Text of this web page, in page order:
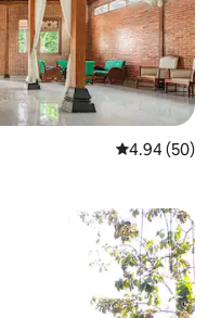
평점 4.94점(5
4.94 (50)